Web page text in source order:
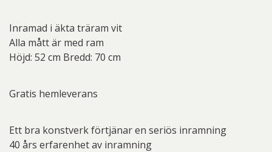
Inramad i äkta träram vit
Alla mått är med ram
Höjd: 52 cm Bredd: 70 cm
Gratis hemleverans
Ett bra konstverk förtjänar en seriös inramning
40 års erfarenhet av inramning